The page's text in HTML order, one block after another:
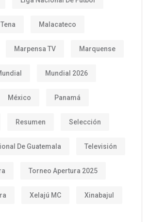
Malacateco
Marpensa TV Marquense
Mundial 2026
México Panamá
Resumen Selección
De Guatemala Televisión
Torneo Apertura 2025
Xelajú MC Xinabajul